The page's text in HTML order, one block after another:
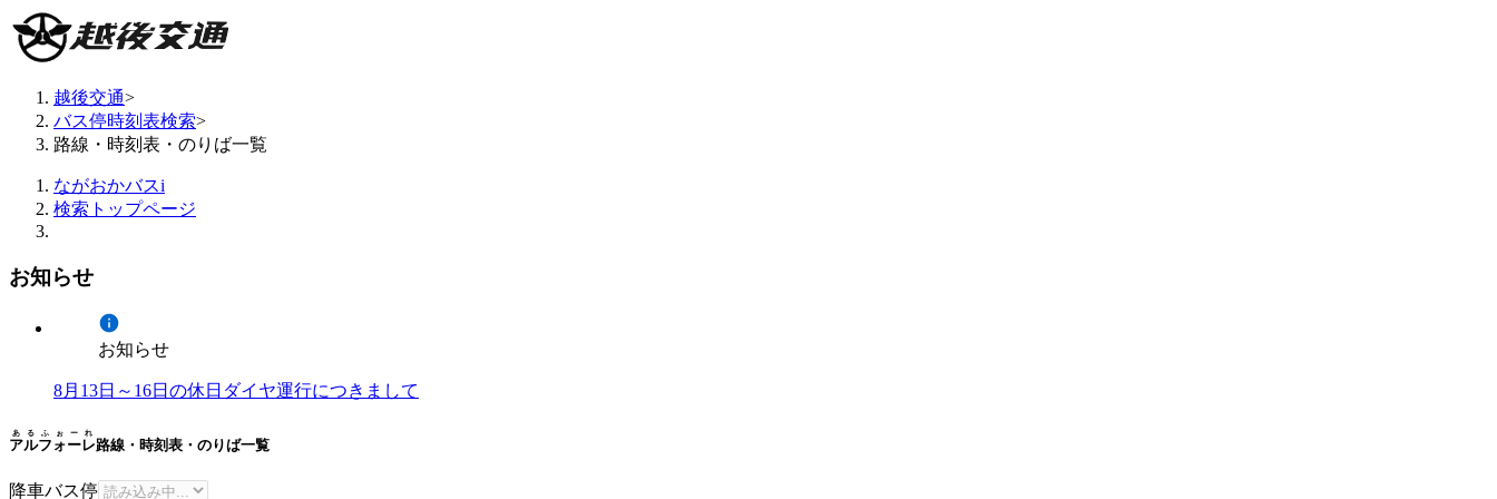
越後交通>
バス停時刻表検索>
路線・時刻表・のりば一覧
ながおかバスi
検索トップページ
お知らせ
お知らせ
8月13日～16日の休日ダイヤ運行につきまして
アルフォーレ
あるふぉーれ
路線・時刻表・のりば一覧
降車バス停